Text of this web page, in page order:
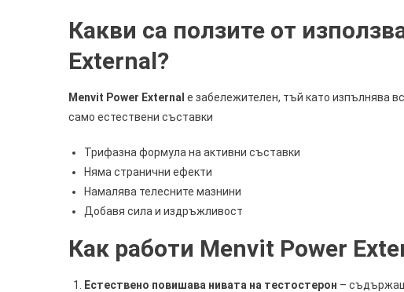
Какви са ползите от
External?
Menvit Power External е забележителен, тъй като изпълнява
само естествени съставки
Трифазна формула на активни съставки
Няма странични ефекти
Намалява телесните мазнини
Добавя сила и издръжливост
Как работи Menvit Power
Естествено повишава нивата на тестостерон –